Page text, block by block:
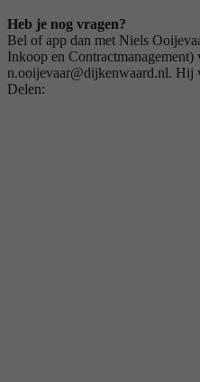
Heb je nog vragen?
Bel of app dan met Niels
Inkoop en
n.ooijevaar@dijkenwaard.nl. Hij
Delen: